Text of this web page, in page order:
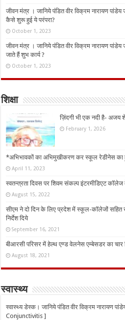
जीवन मंत्र । जानिये पंडित वीर विक्रम नारायण
कैसे शुरू हुई ये परंपरा?
October 1, 2023
जीवन मंत्र । जानिये पंडित वीर विक्रम नारायण पांडेय
जाते हैं शुभ कार्य ?
October 1, 2023
शिक्षा
ज़िंदगी भी एक नदी है- अजय
February 1, 2026
*अभिभावकों का अभिमुखीकरण कर स्कूल रेडीनेस
April 11, 2023
स्वतन्त्रता दिवस पर शिवम संकल्प इंटरमीडिएट
August 15, 2022
सीएम ने दो दिन के लिए प्रदेश में स्कूल-कॉलेजों सहित
निर्देश दिये
September 16, 2021
बीआरसी परिसर में हेल्थ एण्ड वेलनेस एम्बेसडर का चार
August 18, 2021
स्वास्थ्य
स्वास्थ्य डेस्क। जानिये पंडित वीर विक्रम नारायण
Conjunctivitis ]